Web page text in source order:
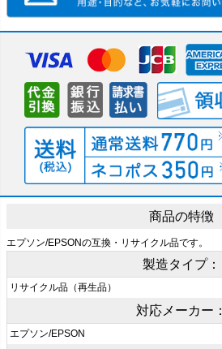
商品の特徴
エプソン/EPSONの互換・リサイクル品です。
製造タイプ：
リサイクル品（再生品）
対応メーカー：
エプソン/EPSON